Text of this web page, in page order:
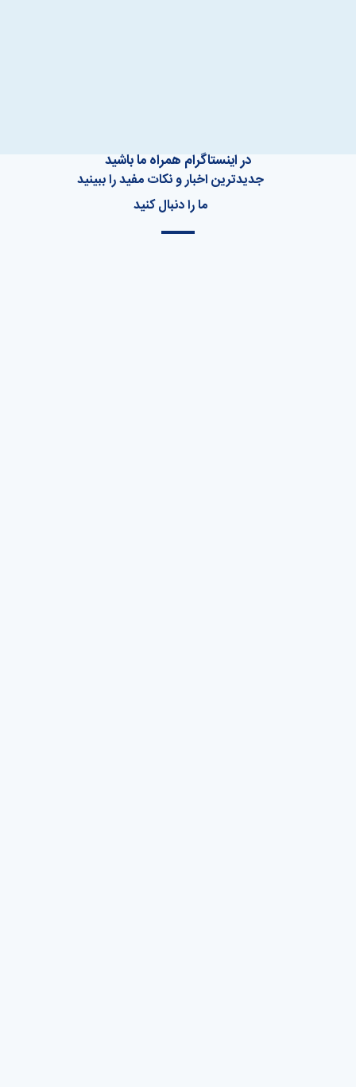
در اینستاگرام همراه ما باشید
جدیدترین اخبار و نکات مفید را ببینید
ما را دنبال کنید